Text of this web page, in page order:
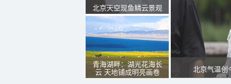
北京天空现鱼鳞云景观
青海湖畔：湖光花海长
云 天地铺成明亮画卷
北京气温创